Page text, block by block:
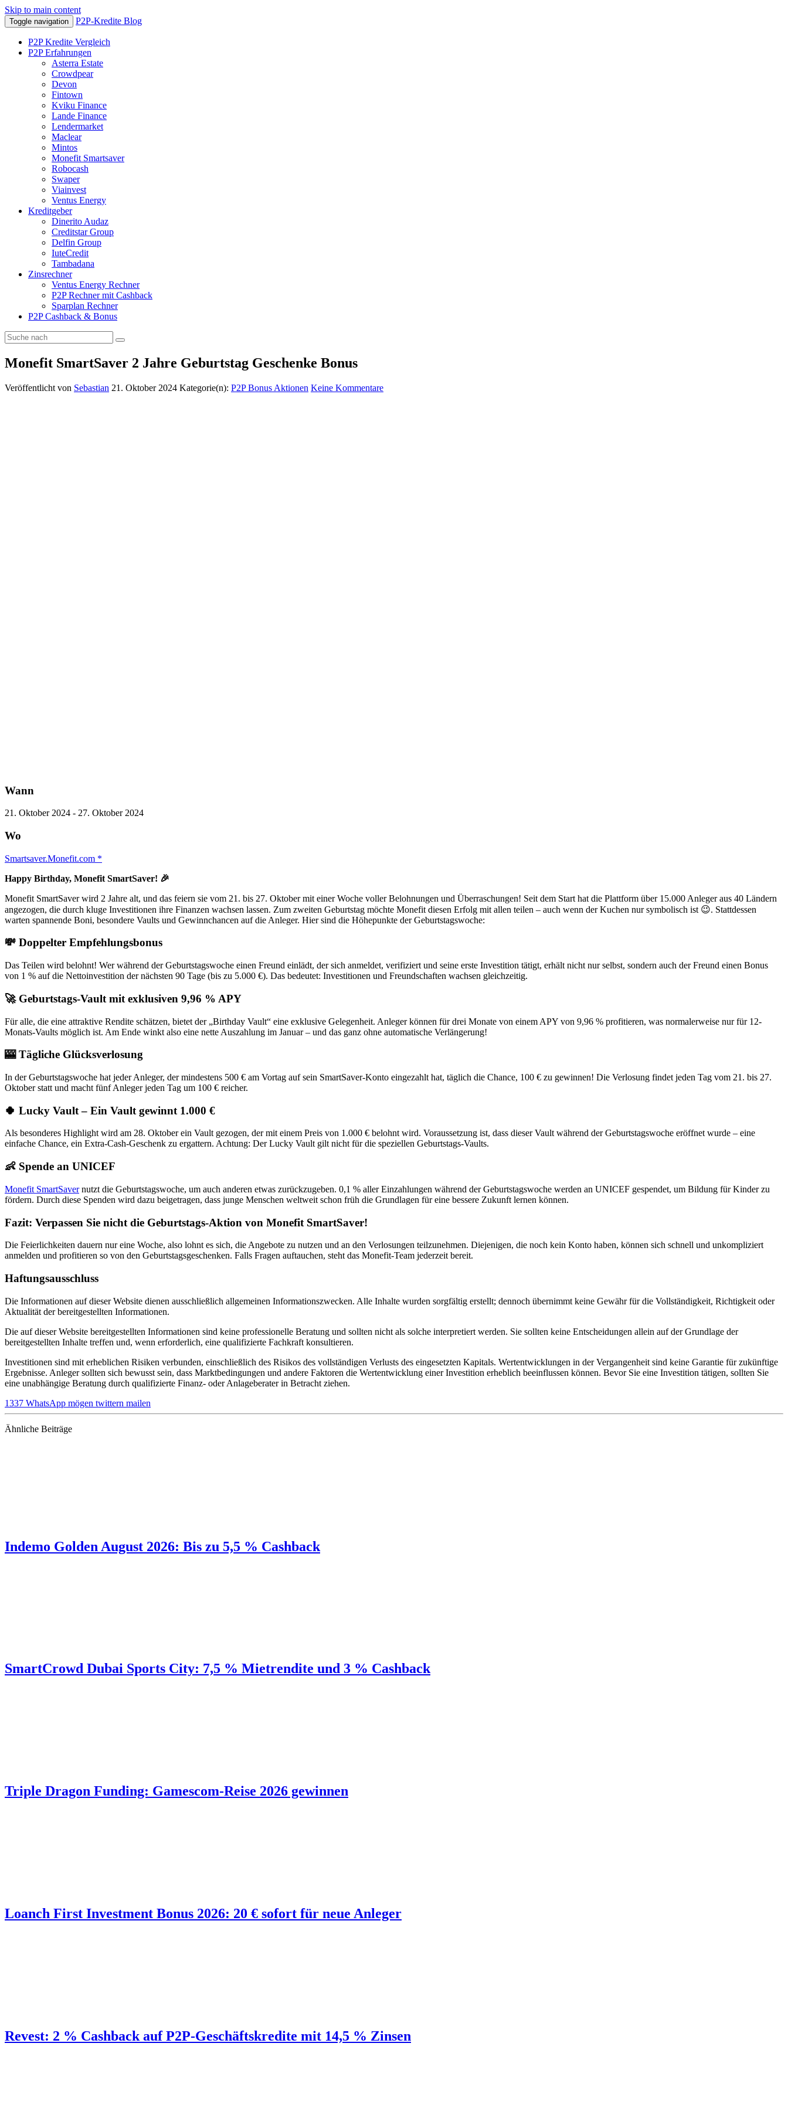
Skip to main content
Toggle navigation P2P-Kredite Blog
P2P Kredite Vergleich
P2P Erfahrungen
Asterra Estate
Crowdpear
Devon
Fintown
Kviku Finance
Lande Finance
Lendermarket
Maclear
Mintos
Monefit Smartsaver
Robocash
Swaper
Viainvest
Ventus Energy
Kreditgeber
Dinerito Audaz
Creditstar Group
Delfin Group
IuteCredit
Tambadana
Zinsrechner
Ventus Energy Rechner
P2P Rechner mit Cashback
Sparplan Rechner
P2P Cashback & Bonus
Monefit SmartSaver 2 Jahre Geburtstag Geschenke Bonus
Veröffentlicht von Sebastian 21. Oktober 2024 Kategorie(n): P2P Bonus Aktionen Keine Kommentare
Wann
21. Oktober 2024 - 27. Oktober 2024
Wo
Smartsaver.Monefit.com *
Happy Birthday, Monefit SmartSaver! 🎉
Monefit SmartSaver wird 2 Jahre alt, und das feiern sie vom 21. bis 27. Oktober mit einer Woche voller Belohnungen und Überraschungen! Seit dem Start hat die Plattform über 15.000 Anleger aus 40 Ländern
angezogen, die durch kluge Investitionen ihre Finanzen wachsen lassen. Zum zweiten Geburtstag möchte Monefit diesen Erfolg mit allen teilen – auch wenn der Kuchen nur symbolisch ist 😉. Stattdessen
warten spannende Boni, besondere Vaults und Gewinnchancen auf die Anleger. Hier sind die Höhepunkte der Geburtstagswoche:
💸 Doppelter Empfehlungsbonus
Das Teilen wird belohnt! Wer während der Geburtstagswoche einen Freund einlädt, der sich anmeldet, verifiziert und seine erste Investition tätigt, erhält nicht nur selbst, sondern auch der Freund einen Bonus
von 1 % auf die Nettoinvestition der nächsten 90 Tage (bis zu 5.000 €). Das bedeutet: Investitionen und Freundschaften wachsen gleichzeitig.
🚀 Geburtstags-Vault mit exklusiven 9,96 % APY
Für alle, die eine attraktive Rendite schätzen, bietet der „Birthday Vault“ eine exklusive Gelegenheit. Anleger können für drei Monate von einem APY von 9,96 % profitieren, was normalerweise nur für 12-
Monats-Vaults möglich ist. Am Ende winkt also eine nette Auszahlung im Januar – und das ganz ohne automatische Verlängerung!
🎰 Tägliche Glücksverlosung
In der Geburtstagswoche hat jeder Anleger, der mindestens 500 € am Vortag auf sein SmartSaver-Konto eingezahlt hat, täglich die Chance, 100 € zu gewinnen! Die Verlosung findet jeden Tag vom 21. bis 27.
Oktober statt und macht fünf Anleger jeden Tag um 100 € reicher.
🍀 Lucky Vault – Ein Vault gewinnt 1.000 €
Als besonderes Highlight wird am 28. Oktober ein Vault gezogen, der mit einem Preis von 1.000 € belohnt wird. Voraussetzung ist, dass dieser Vault während der Geburtstagswoche eröffnet wurde – eine
einfache Chance, ein Extra-Cash-Geschenk zu ergattern. Achtung: Der Lucky Vault gilt nicht für die speziellen Geburtstags-Vaults.
👶 Spende an UNICEF
Monefit SmartSavernutzt die Geburtstagswoche, um auch anderen etwas zurückzugeben. 0,1 % aller Einzahlungen während der Geburtstagswoche werden an UNICEF gespendet, um Bildung für Kinder zu
fördern. Durch diese Spenden wird dazu beigetragen, dass junge Menschen weltweit schon früh die Grundlagen für eine bessere Zukunft lernen können.
Fazit: Verpassen Sie nicht die Geburtstags-Aktion von Monefit SmartSaver!
Die Feierlichkeiten dauern nur eine Woche, also lohnt es sich, die Angebote zu nutzen und an den Verlosungen teilzunehmen. Diejenigen, die noch kein Konto haben, können sich schnell und unkompliziert
anmelden und profitieren so von den Geburtstagsgeschenken. Falls Fragen auftauchen, steht das Monefit-Team jederzeit bereit.
Haftungsausschluss
Die Informationen auf dieser Website dienen ausschließlich allgemeinen Informationszwecken. Alle Inhalte wurden sorgfältig erstellt; dennoch übernimmt keine Gewähr für die Vollständigkeit, Richtigkeit oder
Aktualität der bereitgestellten Informationen.
Die auf dieser Website bereitgestellten Informationen sind keine professionelle Beratung und sollten nicht als solche interpretiert werden. Sie sollten keine Entscheidungen allein auf der Grundlage der
bereitgestellten Inhalte treffen und, wenn erforderlich, eine qualifizierte Fachkraft konsultieren.
Investitionen sind mit erheblichen Risiken verbunden, einschließlich des Risikos des vollständigen Verlusts des eingesetzten Kapitals. Wertentwicklungen in der Vergangenheit sind keine Garantie für zukünftige
Ergebnisse. Anleger sollten sich bewusst sein, dass Marktbedingungen und andere Faktoren die Wertentwicklung einer Investition erheblich beeinflussen können. Bevor Sie eine Investition tätigen, sollten Sie
eine unabhängige Beratung durch qualifizierte Finanz- oder Anlageberater in Betracht ziehen.
1337 WhatsApp mögen twittern mailen
Ähnliche Beiträge
Indemo Golden August 2026: Bis zu 5,5 % Cashback
SmartCrowd Dubai Sports City: 7,5 % Mietrendite und 3 % Cashback
Triple Dragon Funding: Gamescom-Reise 2026 gewinnen
Loanch First Investment Bonus 2026: 20 € sofort für neue Anleger
Revest: 2 % Cashback auf P2P-Geschäftskredite mit 14,5 % Zinsen